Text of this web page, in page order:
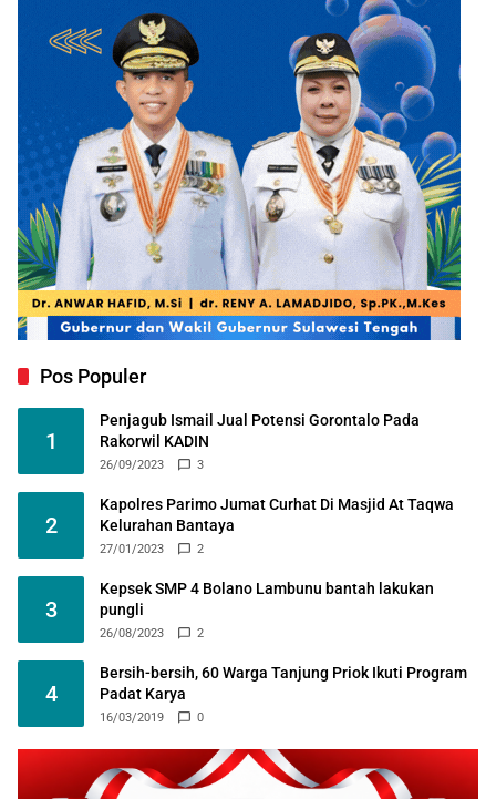
Pos Populer
1
Penjagub Ismail Jual Potensi Gorontalo Pada
Rakorwil KADIN
26/09/2023 3
2
Kapolres Parimo Jumat Curhat Di Masjid At Taqwa
Kelurahan Bantaya
27/01/2023 2
3
Kepsek SMP 4 Bolano Lambunu bantah lakukan
pungli
26/08/2023 2
4
Bersih-bersih, 60 Warga Tanjung Priok Ikuti Program
Padat Karya
16/03/2019 0